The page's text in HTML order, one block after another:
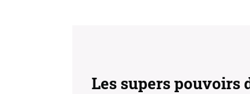
Les supers pouvoirs